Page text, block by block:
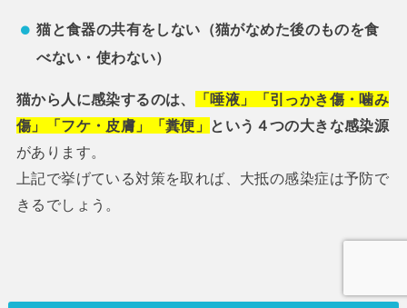
猫と食器の共有をしない（猫がなめた後のものを食
べない・使わない）
猫から人に感染するのは、
「唾液」「引っかき傷・噛み
傷」「フケ・皮膚」「糞便」 という４つの大きな感染源
があります。
上記で挙げている対策を取れば、大抵の感染症は予防で
きるでしょう。